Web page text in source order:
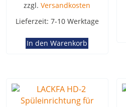
zzgl.Versandkosten
Lieferzeit: 7-10 Werktage
In den Warenkorb